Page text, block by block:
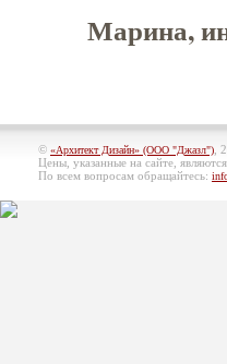
Марина,
© «Архитект Дизайн» (ООО "Джазл") ,
Цены, указанные на сайте,
По всем вопросам обращайтесь: